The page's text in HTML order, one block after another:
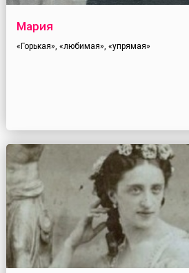
Мария
«Горькая», «любимая», «упрямая»